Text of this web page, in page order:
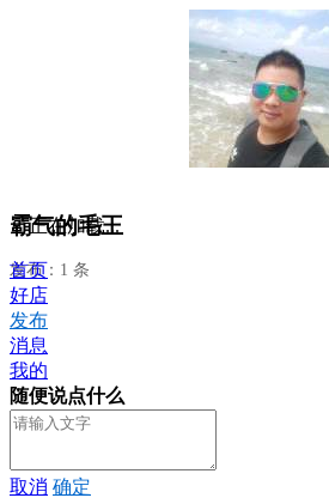
霸气的毛王
发布：1 条
正在加载...
首页
好店
发布
消息
我的
随便说点什么
取消 确定